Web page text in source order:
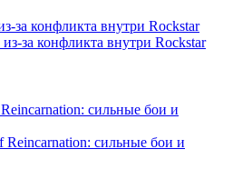
за конфликта внутри Rockstar
за конфликта внутри Rockstar
сильные бои и
сильные бои и